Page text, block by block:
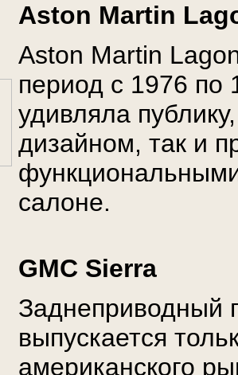
Aston Martin
Aston Martin
период с 1976 по
удивляла
дизайном, так и
салоне.
GMC Sierra
Заднеприводный
выпускается
американского